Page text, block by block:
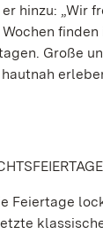
hinzu: „Wir
Große
Feiertage